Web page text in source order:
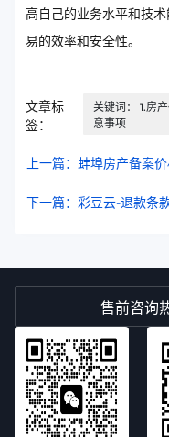
高自己的业务水平和技
易的效率和安全性。
文章标
签：
关键词： 1.房
意事项
上一篇：蚌埠房产备案
下一篇：彩豆云-退款条
售前咨询